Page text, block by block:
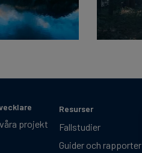
projekt
Resurser
Fallstudier
Guider och rapporter